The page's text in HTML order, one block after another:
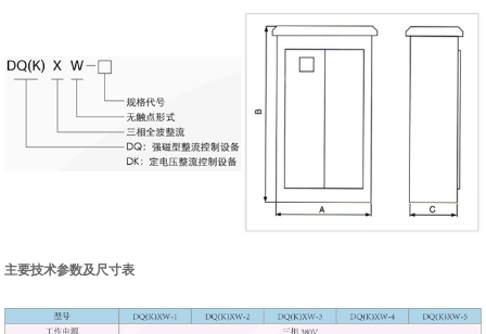
主要技术参数及尺寸表